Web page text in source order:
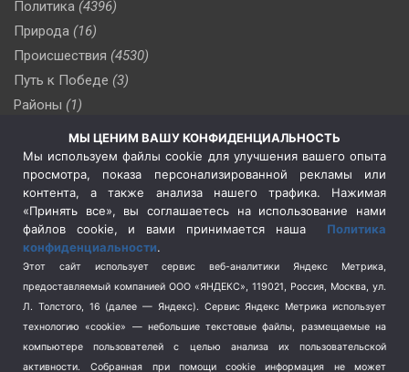
Политика (4396)
Природа (16)
Происшествия (4530)
Путь к Победе (3)
Районы (1)
(510)
Сельское хозяйство (3)
Социальная политика
(3)
Спецоперация в Украине
Спецоперация на Украине
(404)
Спорт (740)
Терроризм (1)
Транспорт (262)
Туризм (178)
МЫ ЦЕНИМ ВАШУ КОНФИДЕНЦИАЛЬНОСТЬ
Мы используем файлы cookie для улучшения вашего опыта
просмотра, показа персонализированной рекламы или
контента, а также анализа нашего трафика. Нажимая
«Принять все», вы соглашаетесь на использование нами
файлов cookie, и вами принимается наша Политика
конфиденциальности.
Этот сайт использует сервис веб-аналитики Яндекс Метрика,
предоставляемый компанией ООО «ЯНДЕКС», 119021, Россия, Москва, ул.
Л. Толстого, 16 (далее — Яндекс). Сервис Яндекс Метрика использует
технологию «cookie» — небольшие текстовые файлы, размещаемые на
компьютере пользователей с целью анализа их пользовательской
активности.
Собранная при помощи cookie информация не может